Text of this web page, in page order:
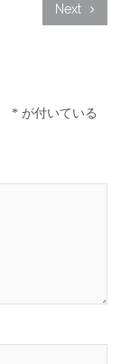
Next
* が付いている